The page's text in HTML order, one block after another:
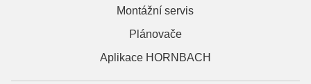
Montážní servis
Plánovače
Aplikace HORNBACH